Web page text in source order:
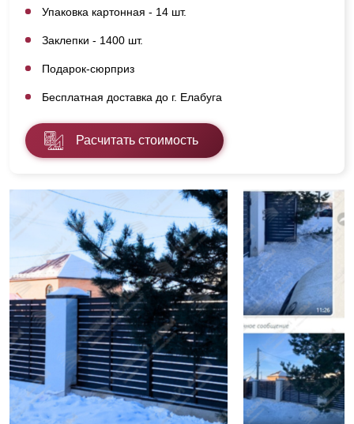
Упаковка картонная - 14 шт.
Заклепки - 1400 шт.
Подарок-сюрприз
Бесплатная доставка до г. Елабуга
Расчитать стоимость